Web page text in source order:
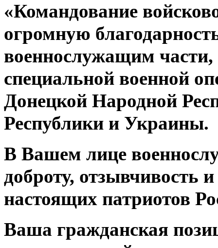
«Командование
огромную
военнослужащим
специальной военной
Донецкой Народной
Республики и Украины.
В Вашем лице
доброту, отзывчивость
настоящих патриотов
Ваша гражданская